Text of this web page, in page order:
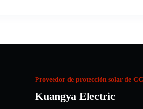
Proveedor de protección solar de CC
Kuangya Electric